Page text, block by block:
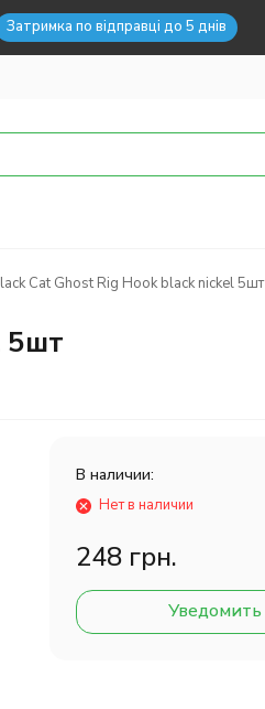
Затримка по відправці до 5 днів
Cat Ghost Rig Hook black nickel 5шт
5шт
В наличии:
Нет в наличии
248 грн.
Уведомить